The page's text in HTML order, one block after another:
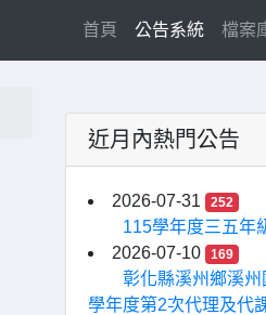
首頁 (current)
公告系統 檔案
近月內熱門公告
2026-07-31 252
115學年度三五年
2026-07-10
169
彰化縣溪州鄉溪
學年度第2次代理及代